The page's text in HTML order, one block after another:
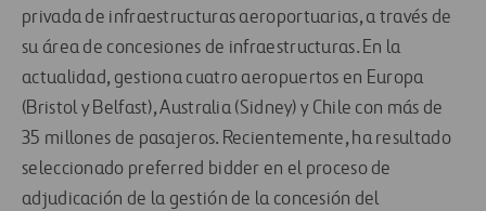
privada de infraestructuras aeroportuarias, a través de
su área de concesiones de infraestructuras. En la
actualidad, gestiona cuatro aeropuertos en Europa
(Bristol y Belfast), Australia (Sidney) y Chile con más de
35 millones de pasajeros. Recientemente, ha resultado
seleccionado preferred bidder en el proceso de
adjudicación de la gestión de la concesión del